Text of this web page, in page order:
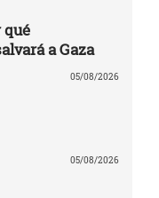
qué
a Gaza
05/08/2026
05/08/2026